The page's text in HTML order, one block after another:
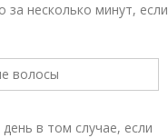
несколько минут, если
в том случае, если